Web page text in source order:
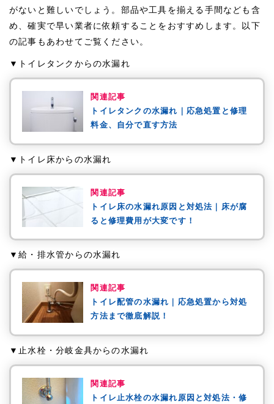
がないと難しいでしょう。部品や工具を揃える手間なども含
め、確実で早い業者に依頼することをおすすめします。以下
の記事もあわせてご覧ください。
▼トイレタンクからの水漏れ
関連記事
トイレタンクの水漏れ｜応急処置と修理
料金、自分で直す方法
▼トイレ床からの水漏れ
関連記事
トイレ床の水漏れ原因と対処法｜床が腐
ると修理費用が大変です！
▼給・排水管からの水漏れ
関連記事
トイレ配管の水漏れ｜応急処置から対処
方法まで徹底解説！
▼止水栓・分岐金具からの水漏れ
関連記事
トイレ止水栓の水漏れ原因と対処法・修